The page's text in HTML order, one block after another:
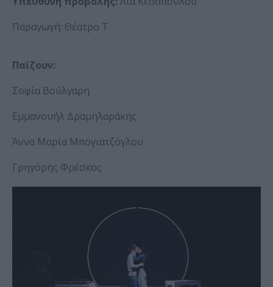
Παραγωγή: Θέατρο Τ
Παίζουν:
Σοφία Βούλγαρη
Εμμανουήλ Δραμηλαράκης
Άννα Μαρία Μπογιατζόγλου
Γρηγόρης Φρέσκος